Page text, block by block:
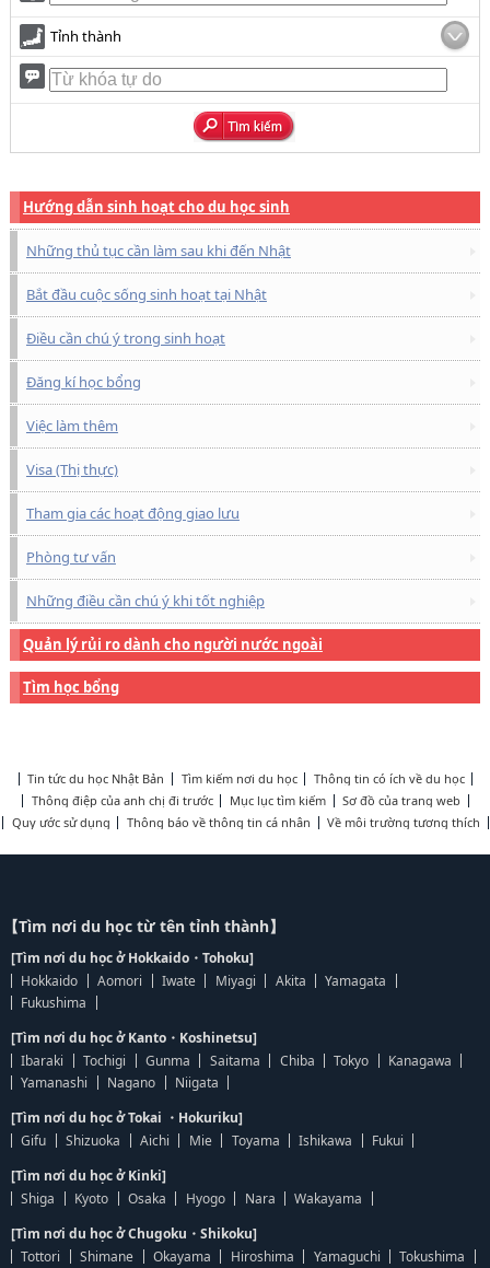
Tỉnh thành
Hướng dẫn sinh hoạt cho du học sinh
Những thủ tục cần làm sau khi đến Nhật
Bắt đầu cuộc sống sinh hoạt tại Nhật
Điều cần chú ý trong sinh hoạt
Đăng kí học bổng
Việc làm thêm
Visa (Thị thực)
Tham gia các hoạt động giao lưu
Phòng tư vấn
Những điều cần chú ý khi tốt nghiệp
Quản lý rủi ro dành cho người nước ngoài
Tìm học bổng
Tin tức du học Nhật Bản Tìm kiếm nơi du học
Thông tin có ích về du học
Thông điệp của anh chị đi trước
Mục lục tìm kiếm
Sơ đồ của trang web
Quy ước sử dụng
Thông báo về thông tin cá nhân Về môi trường tương thích
【Tìm nơi du học từ tên tỉnh thành】
[Tìm nơi du học ở Hokkaido・Tohoku]
Hokkaido
Aomori Iwate Miyagi Akita
Yamagata
Fukushima
[Tìm nơi du học ở Kanto・Koshinetsu]
Ibaraki
Tochigi Gunma Saitama Chiba Tokyo
Kanagawa
Yamanashi
Nagano
Niigata
[Tìm nơi du học ở Tokai ・Hokuriku]
Gifu
Shizuoka Aichi Mie Toyama Ishikawa
Fukui
[Tìm nơi du học ở Kinki]
Shiga
Kyoto Osaka Hyogo Nara
Wakayama
[Tìm nơi du học ở Chugoku・Shikoku]
Tottori
Shimane Okayama Hiroshima Yamaguchi
Tokushima